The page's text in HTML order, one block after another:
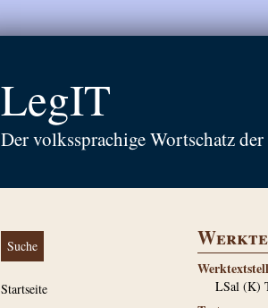
LegIT
Der volkssprachige Wortschatz
Suche
Startseite
LSal (K)